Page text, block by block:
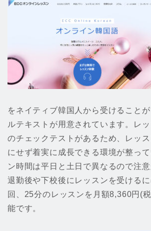
をネイティブ韓国人から受けること
ルテキストが用意されています。レ
のチェックテストがあるため、レッ
にせず着実に成長できる環境が整っ
ン時間は平日と土日で異なるので注意
退勤後や下校後にレッスンを受ける
回、25分のレッスンを月額8,360円(
能です。